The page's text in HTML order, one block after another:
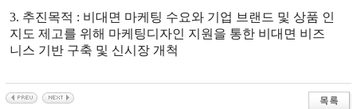
3. 추진목적 : 비대면 마케팅 수요와 기업 브랜드 및 상품 인
지도 제고를 위해 마케팅디자인 지원을 통한 비대면 비즈
니스 기반 구축 및 신시장 개척